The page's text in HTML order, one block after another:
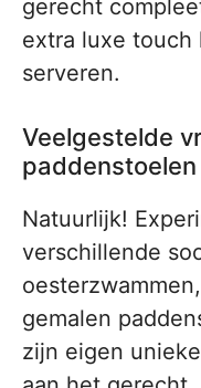
gerecht
extra luxe touch
serveren.
Veelgestelde
Natuurlijk!
verschillende
gemalen
zijn eigen